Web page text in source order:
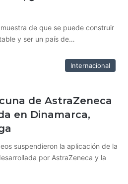
de que se puede construir
y ser un país de…
Internacional
de AstraZeneca
en Dinamarca,
suspendieron la aplicación de la
por AstraZeneca y la